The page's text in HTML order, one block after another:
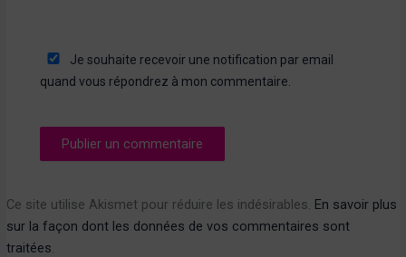
Je souhaite recevoir une notification par email
quand vous répondrez à mon commentaire.
Ce site utilise Akismet pour réduire les indésirables. En savoir plus
sur la façon dont les données de vos commentaires sont
traitées.